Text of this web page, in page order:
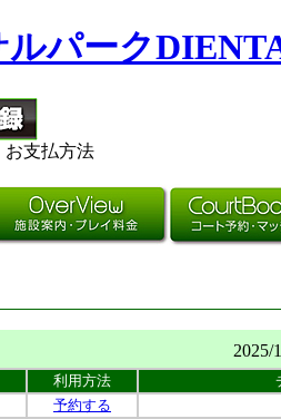
パーク
お支払方法
2025/
利用方法
予約する